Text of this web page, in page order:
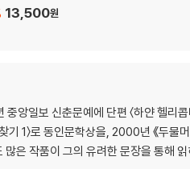
13,500원
앙일보 신춘문예에 단편 〈하얀 헬리
1〉로 동인문학상을, 2000년 《두물
많은 작품이 그의 유려한 문장을 통해